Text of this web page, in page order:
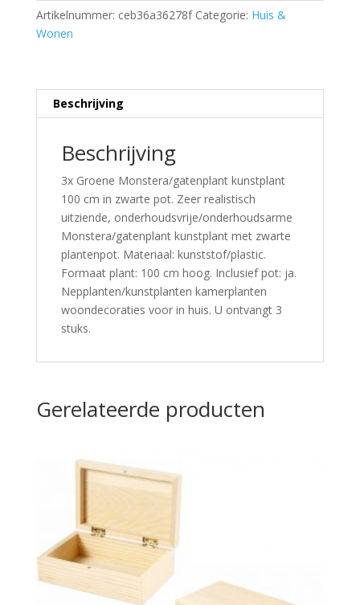
Artikelnummer: ceb36a36278f Categorie: Huis &
Wonen
Beschrijving
Beschrijving
3x Groene Monstera/gatenplant kunstplant
100 cm in zwarte pot. Zeer realistisch
uitziende, onderhoudsvrije/onderhoudsarme
Monstera/gatenplant kunstplant met zwarte
plantenpot. Materiaal: kunststof/plastic.
Formaat plant: 100 cm hoog. Inclusief pot: ja.
Nepplanten/kunstplanten kamerplanten
woondecoraties voor in huis. U ontvangt 3
stuks.
Gerelateerde producten